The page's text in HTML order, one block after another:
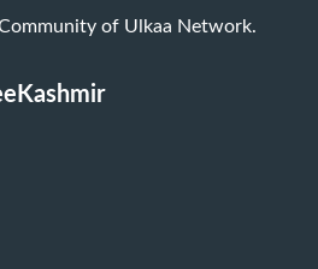
of Ulkaa Network.